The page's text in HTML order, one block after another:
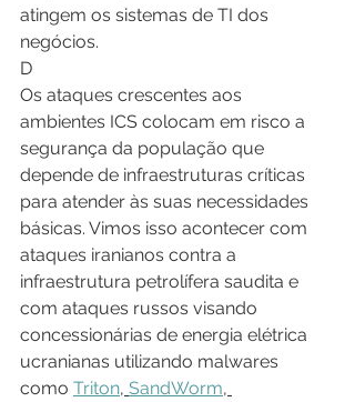
atingem os sistemas de TI dos
negócios.
D
Os ataques crescentes aos
ambientes ICS colocam em risco a
segurança da população que
depende de infraestruturas críticas
para atender às suas necessidades
básicas. Vimos isso acontecer com
ataques iranianos contra a
infraestrutura petrolífera saudita e
com ataques russos visando
concessionárias de energia elétrica
ucranianas utilizando malwares
como Triton, SandWorm,